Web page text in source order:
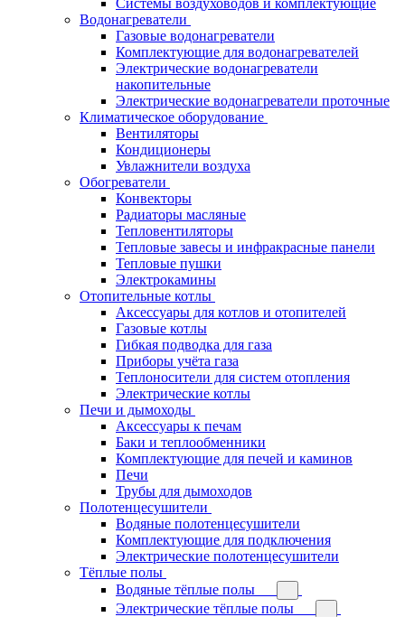
Водонагреватели
Газовые водонагреватели
Комплектующие для водонагревателей
Электрические водонагреватели
накопительные
Электрические водонагреватели проточные
Климатическое оборудование
Вентиляторы
Кондиционеры
Увлажнители воздуха
Обогреватели
Конвекторы
Радиаторы масляные
Тепловентиляторы
Тепловые завесы и инфракрасные панели
Тепловые пушки
Электрокамины
Отопительные котлы
Аксессуары для котлов и отопителей
Газовые котлы
Гибкая подводка для газа
Приборы учёта газа
Теплоносители для систем отопления
Электрические котлы
Печи и дымоходы
Аксессуары к печам
Баки и теплообменники
Комплектующие для печей и каминов
Печи
Трубы для дымоходов
Полотенцесушители
Водяные полотенцесушители
Комплектующие для подключения
Электрические полотенцесушители
Тёплые полы
Водяные тёплые полы
Электрические тёплые полы